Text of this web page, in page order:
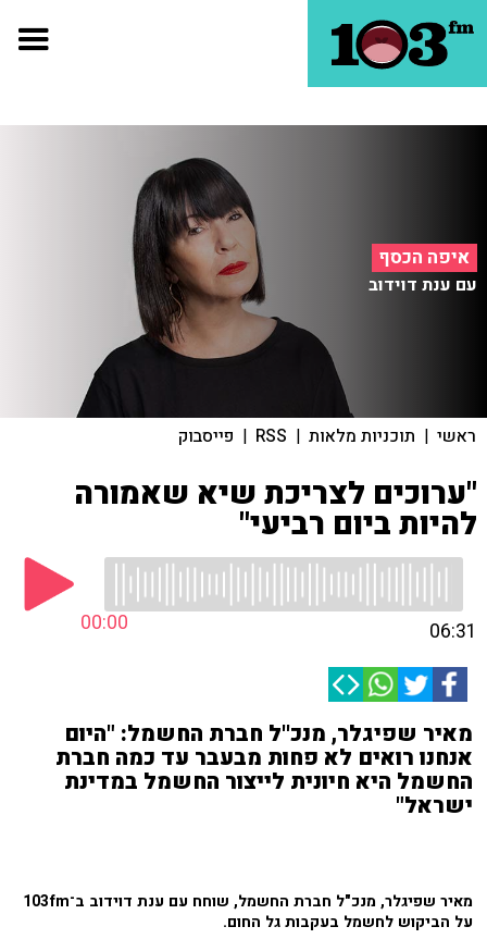
איפה הכסף
עם ענת דוידוב
ראשי | תוכניות מלאות |
RSS
| פייסבוק
"ערוכים לצריכת שיא שאמורה
להיות ביום רביעי"
00:00 06:31
מאיר שפיגלר, מנכ''ל חברת החשמל: "היום
אנחנו רואים לא פחות מבעבר עד כמה חברת
החשמל היא חיונית לייצור החשמל במדינת
ישראל"
מאיר שפיגלר, מנכ"ל חברת החשמל, שוחח עם ענת דוידוב ב־103fm
על הביקוש לחשמל בעקבות גל החום.